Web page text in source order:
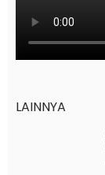
LAINNYA